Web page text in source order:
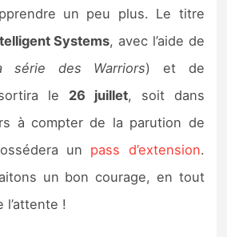
un peu plus. Le titre
Systems, avec l’aide de
série des Warriors) et de
le 26 juillet, soit dans
à compter de la parution de
un pass d’extension.
un bon courage, en tout
l’attente !